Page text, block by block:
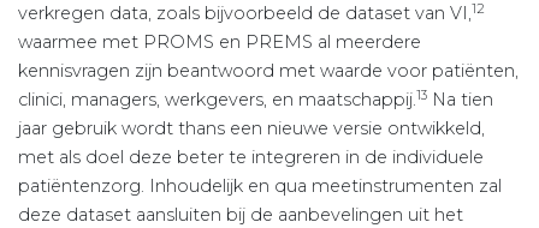
verkregen data, zoals bijvoorbeeld de dataset van VI,12
waarmee met PROMS en PREMS al meerdere
kennisvragen zijn beantwoord met waarde voor patiënten,
clinici, managers, werkgevers, en maatschappij.13 Na tien
jaar gebruik wordt thans een nieuwe versie ontwikkeld,
met als doel deze beter te integreren in de individuele
patiëntenzorg. Inhoudelijk en qua meetinstrumenten zal
deze dataset aansluiten bij de aanbevelingen uit het